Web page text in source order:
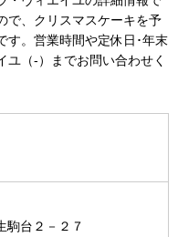
で、クリスマスケーキを予
す。営業時間や定休日･年末
（-）までお問い合わせく
駒台２－２７